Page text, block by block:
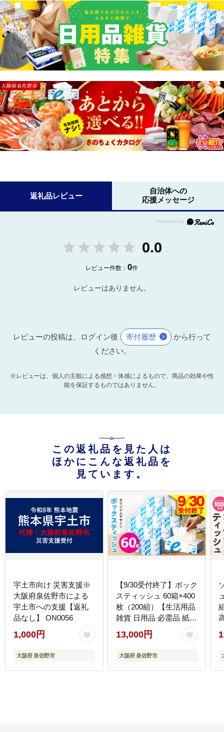
返礼品レビュー
自治体への
応援メッセージ
0.0
レビュー件数：0件
レビューはありません。
レビューの投稿は、ログイン後 寄付履歴
から行って
ください。
※レビューは、個人の主観による感想・体感によるもので、商品の効果や性
能を保証するものではありません。
この返礼品を見た人は
ほかにこんな返礼品を
見ています。
宇土市向け 災害支援※
大阪府泉佐野市による
宇土市への支援【返礼
品なし】 ON0056
1,000円
大阪府 泉佐野市
【9/30受付終了】ボック
スティッシュ 60箱×400
枚（200組）【生活用品
雑貨 日用品 必需品 紙
常備品 まとめ買い 備蓄
防災 ティッシュペーパ
ー てぃっしゅ ティッシ
野市オリジナル】
13,000円
大阪府 泉佐野市